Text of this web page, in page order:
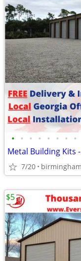
• • • • • • • •
Metal Building Kits
7/20 birmingham
$5